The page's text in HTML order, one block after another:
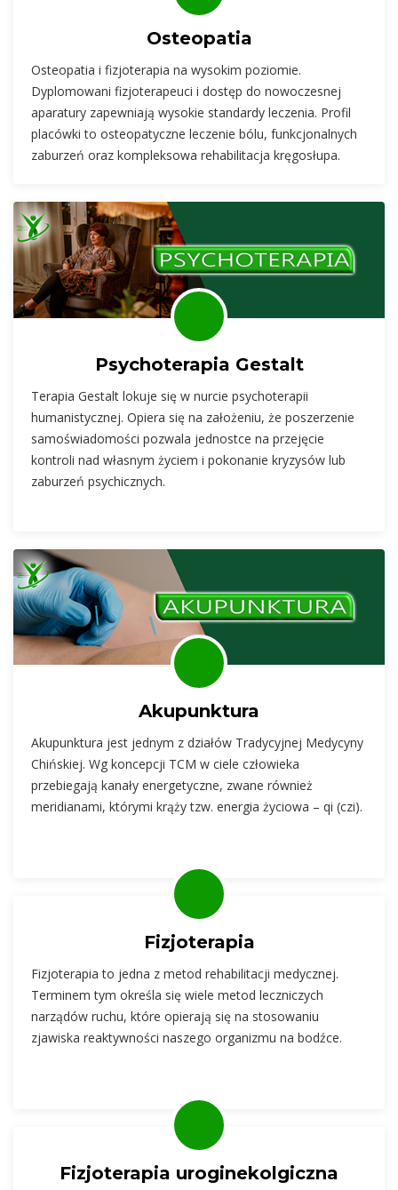
Osteopatia
Osteopatia i fizjoterapia na wysokim poziomie.
Dyplomowani fizjoterapeuci i dostęp do nowoczesnej
aparatury zapewniają wysokie standardy leczenia. Profil
placówki to osteopatyczne leczenie bólu, funkcjonalnych
zaburzeń oraz kompleksowa rehabilitacja kręgosłupa.
Psychoterapia Gestalt
Terapia Gestalt lokuje się w nurcie psychoterapii
humanistycznej. Opiera się na założeniu, że poszerzenie
samoświadomości pozwala jednostce na przejęcie
kontroli nad własnym życiem i pokonanie kryzysów lub
zaburzeń psychicznych.
Akupunktura
Akupunktura jest jednym z działów Tradycyjnej Medycyny
Chińskiej. Wg koncepcji TCM w ciele człowieka
przebiegają kanały energetyczne, zwane również
meridianami, którymi krąży tzw. energia życiowa – qi (czi).
Fizjoterapia
Fizjoterapia to jedna z metod rehabilitacji medycznej.
Terminem tym określa się wiele metod leczniczych
narządów ruchu, które opierają się na stosowaniu
zjawiska reaktywności naszego organizmu na bodźce.
Fizjoterapia uroginekolgiczna